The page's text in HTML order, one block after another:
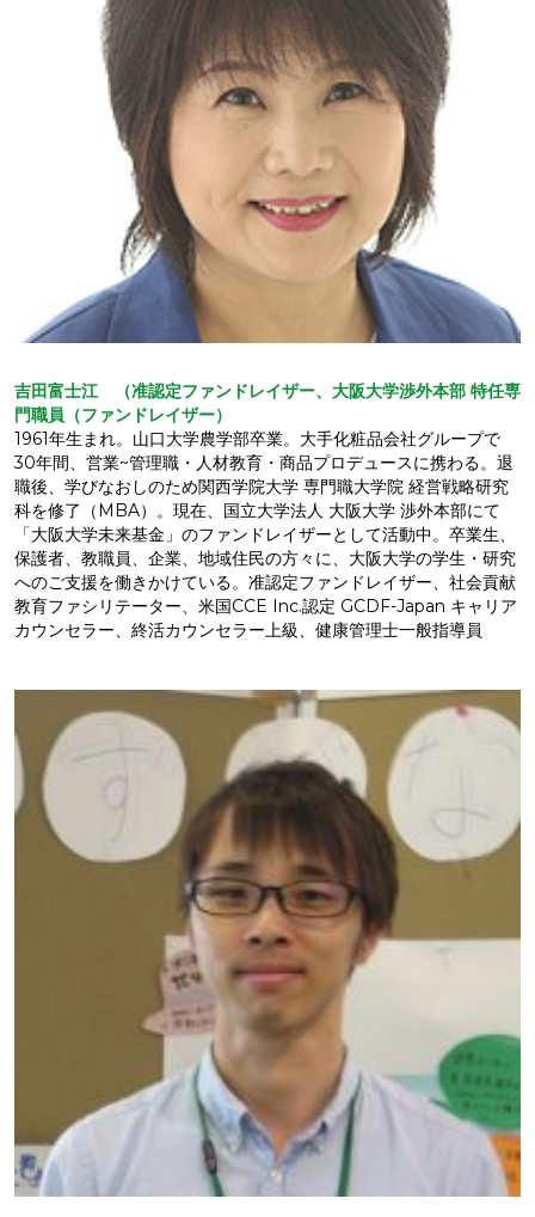
吉田富士江 （准認定ファンドレイザー、大阪大学渉外本部 特任専
門職員（ファンドレイザー）
1961年生まれ。山口大学農学部卒業。大手化粧品会社グループで
30年間、営業~管理職・人材教育・商品プロデュースに携わる。退
職後、学びなおしのため関西学院大学 専門職大学院 経営戦略研究
科を修了（MBA）。現在、国立大学法人 大阪大学 渉外本部にて
「大阪大学未来基金」のファンドレイザーとして活動中。卒業生、
保護者、教職員、企業、地域住民の方々に、大阪大学の学生・研究
へのご支援を働きかけている。准認定ファンドレイザー、社会貢献
教育ファシリテーター、米国CCE Inc.認定 GCDF-Japan キャリア
カウンセラー、終活カウンセラー上級、健康管理士一般指導員